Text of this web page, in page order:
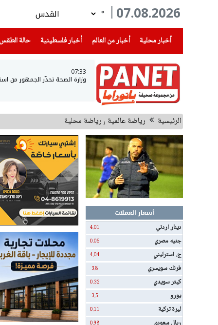
07.08.2026
°
أخبار محلية
(current) أخبار من العالم أخبار فلسطينية(current) حالة الطقس
07:33
وزارة الصحة تحذّر الجمهور من
الرئيسية رياضة عالمية ٫ رياضة محلية
أسعار العملات
دينار اردني
4.01
جنيه مصري 0.05
ج. استرليني 4.04
فرنك سويسري 3.8
كيتر سويدي 0.32
يورو 3.5
ليرة تركية 0.11